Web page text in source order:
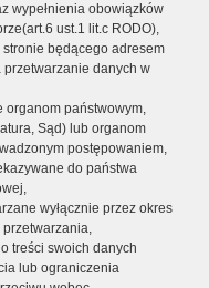
wypełnienia obowiązków
ust.1 lit.c RODO),
będącego adresem
danych w
organom państwowym,
Sąd) lub organom
postępowaniem,
do państwa
wyłącznie przez okres
treści swoich danych
lub ograniczenia